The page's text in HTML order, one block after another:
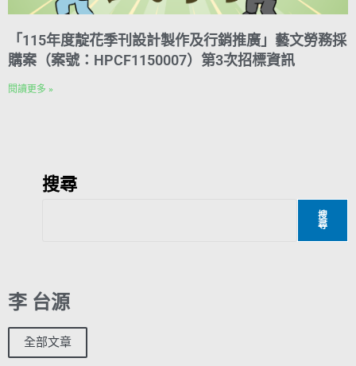
「115年度靛花季刊設計製作及行銷推廣」藝文勞務採
購案（案號：HPCF1150007）第3次招標資訊
閱讀更多 »
搜尋
搜
尋
李 台源
全部文章